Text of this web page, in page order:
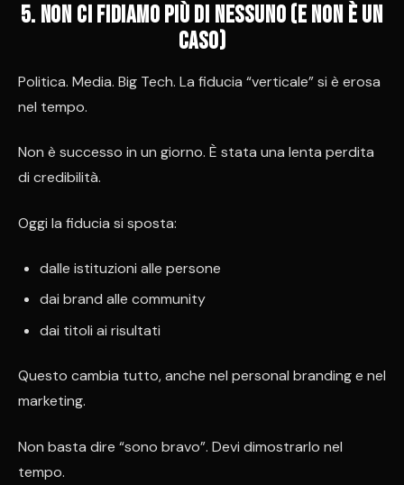
5. Non ci fidiamo più di nessuno (e non è un
caso)
Politica. Media. Big Tech. La fiducia “verticale” si è erosa
nel tempo.
Non è successo in un giorno. È stata una lenta perdita
di credibilità.
Oggi la fiducia si sposta:
dalle istituzioni alle persone
dai brand alle community
dai titoli ai risultati
Questo cambia tutto, anche nel personal branding e nel
marketing.
Non basta dire “sono bravo”. Devi dimostrarlo nel
tempo.